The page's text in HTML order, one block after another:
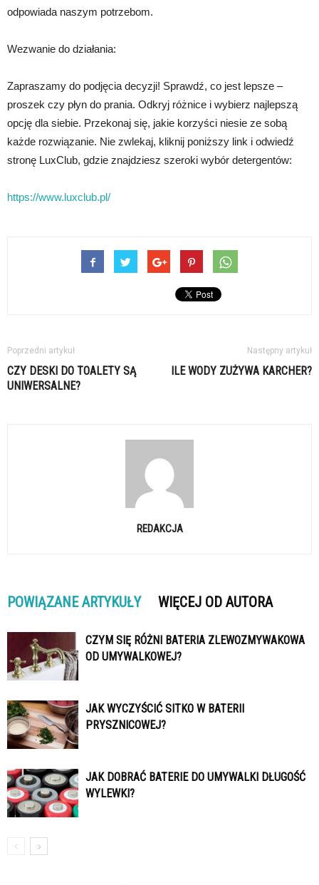
odpowiada naszym potrzebom.
Wezwanie do działania:
Zapraszamy do podjęcia decyzji! Sprawdź, co jest lepsze –
proszek czy płyn do prania. Odkryj różnice i wybierz najlepszą
opcję dla siebie. Przekonaj się, jakie korzyści niesie ze sobą
każde rozwiązanie. Nie zwlekaj, kliknij poniższy link i odwiedź
stronę LuxClub, gdzie znajdziesz szeroki wybór detergentów:
https://www.luxclub.pl/
Poprzedni artykuł
CZY DESKI DO TOALETY SĄ
UNIWERSALNE?
Następny artykuł
ILE WODY ZUŻYWA KARCHER?
REDAKCJA
POWIĄZANE ARTYKUŁY WIĘCEJ OD AUTORA
CZYM SIĘ RÓŻNI BATERIA ZLEWOZMYWAKOWA
OD UMYWALKOWEJ?
JAK WYCZYŚCIĆ SITKO W BATERII
PRYSZNICOWEJ?
JAK DOBRAĆ BATERIE DO UMYWALKI DŁUGOŚĆ
WYLEWKI?